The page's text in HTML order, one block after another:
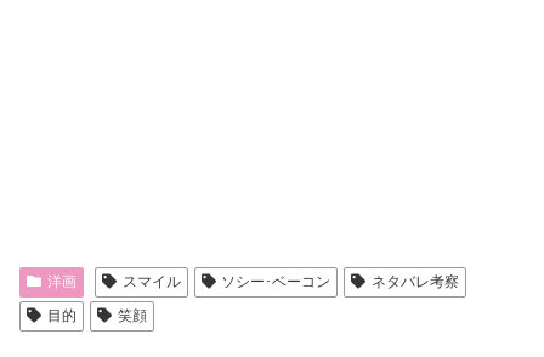
洋画 スマイル ソシー･ベーコン
ネタバレ考察
目的
笑顔